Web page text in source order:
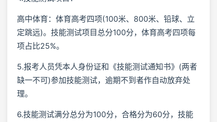
高中体育：体育高考四项(100米、800米、铅球、立
定跳远)。技能测试项目总分100分，体育高考四项每
项占比25%。
5.报考人员凭本人身份证和《技能测试通知书》(两者
缺一不可)参加技能测试，逾期不到者作自动放弃处
理。
6.技能测试满分总分为100分，合格分为60分，技能